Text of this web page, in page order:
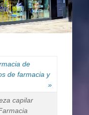
de
de farmacia y
»
capilar